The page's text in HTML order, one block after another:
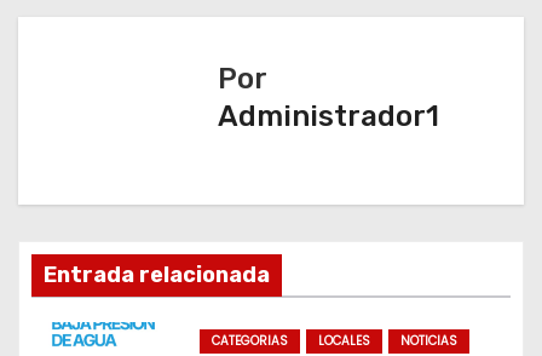
a
d
e
Por
Administrador1
Entrada relacionada
CATEGORIAS LOCALES NOTICIAS